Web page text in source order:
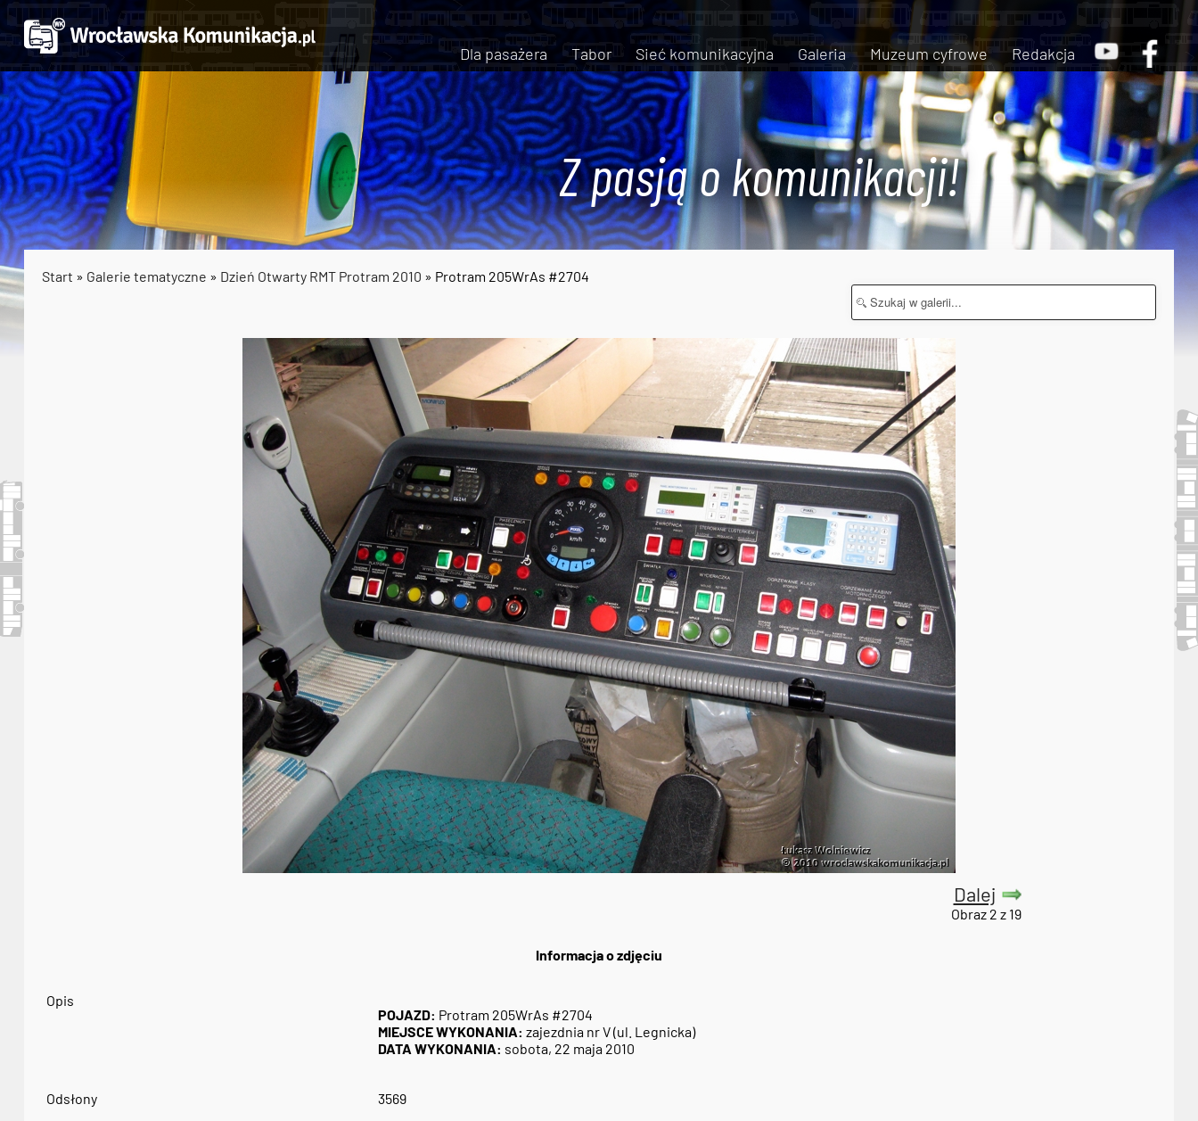
Dla pasażera Tabor Sieć komunikacyjna Galeria Muzeum cyfrowe Redakcja
Z pasją o komunikacji!
Start » Galerie tematyczne » Dzień Otwarty RMT Protram 2010 » Protram 205WrAs #2704
Dalej
Obraz 2 z 19
Informacja o zdjęciu
Opis
POJAZD: Protram 205WrAs #2704
MIEJSCE WYKONANIA: zajezdnia nr V (ul. Legnicka)
DATA WYKONANIA: sobota, 22 maja 2010
Odsłony 3569